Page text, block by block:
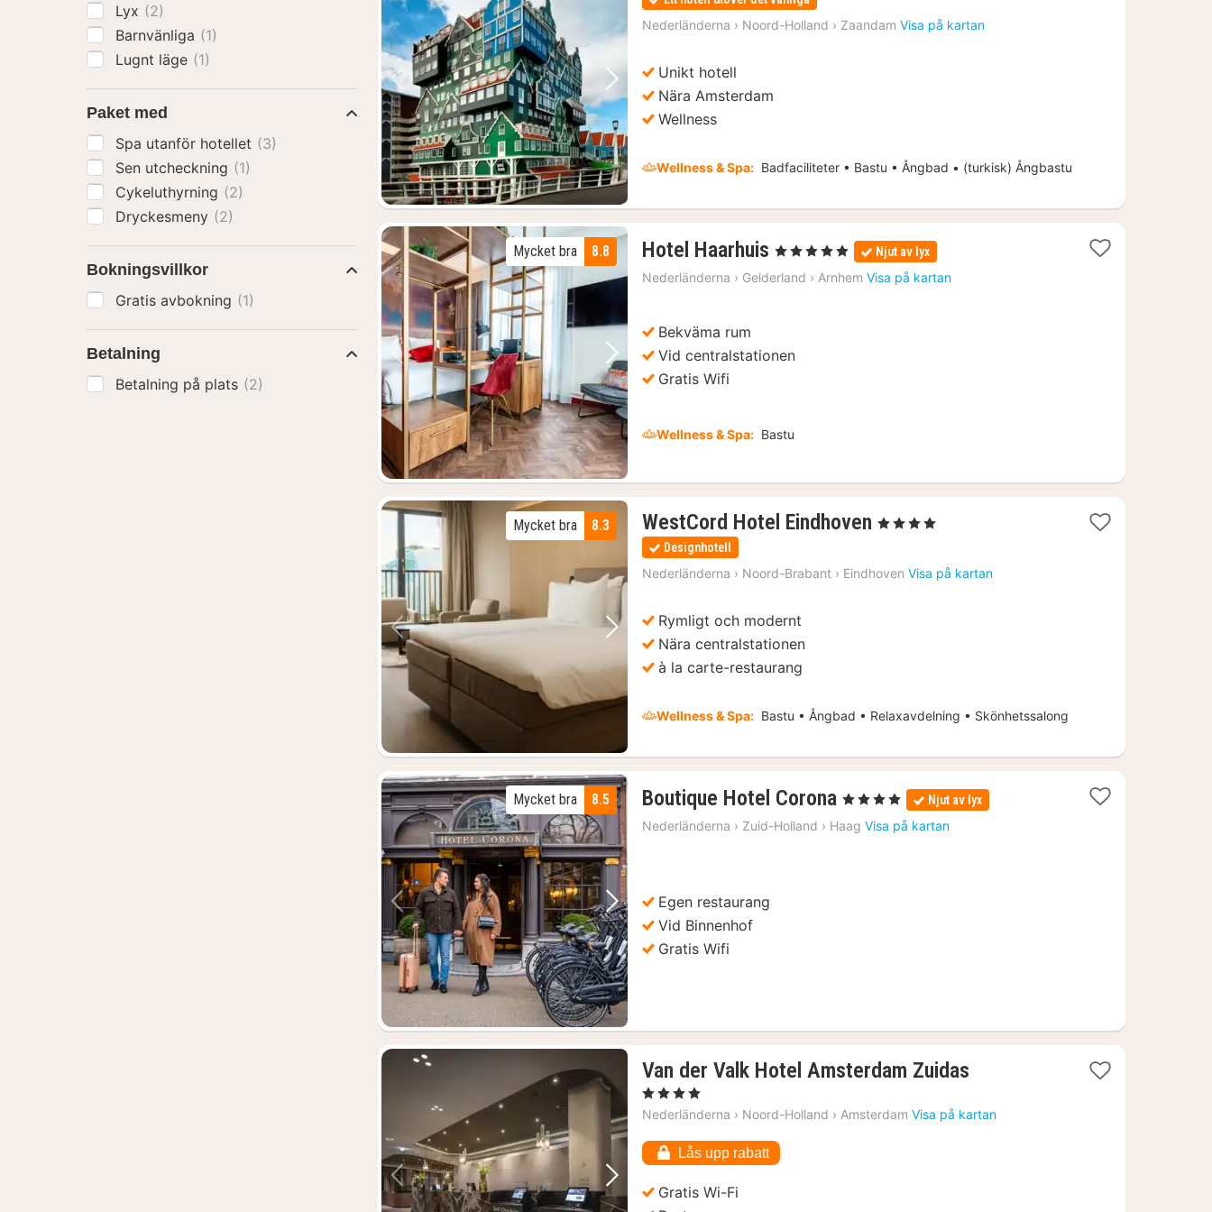
Föregående bild Nästa bild
från
1687
Nederländerna › Noord-Holland › Zaandam Visa på kartan
Unikt hotell
Nära Amsterdam
Wellness
Wellness & Spa: Badfaciliteter • Bastu • Ångbad • (turkisk) Ångbastu
Föregående bild Nästa bild
8.8
Mycket bra Hotel Haarhuis 1
natt
från
, 5 Stjärnor Njut av lyx
Nederländerna › Gelderland › Arnhem Visa på kartan
Bekväma rum
Vid centralstationen
Gratis Wifi
Wellness & Spa: Bastu
Föregående bild Nästa bild
8.3
Mycket bra WestCord Hotel Eindhoven 1
från
1616
, 4 Stjärnor
Designhotell
Nederländerna › Noord-Brabant › Eindhoven Visa på kartan
Rymligt och modernt
Nära centralstationen
à la carte-restaurang
Wellness & Spa: Bastu • Ångbad • Relaxavdelning • Skönhetssalong
Föregående bild Nästa bild
8.5
Mycket bra Boutique Hotel Corona 1
natt
från
, 4 Stjärnor Njut av lyx
Nederländerna › Zuid-Holland › Haag Visa på kartan
Egen restaurang
Vid Binnenhof
Gratis Wifi
Föregående bild Nästa bild
Van der Valk Hotel Amsterdam Zuidas
från
, 4 Stjärnor
Nederländerna › Noord-Holland › Amsterdam Visa på kartan
Lås upp rabatt
Gratis Wi-Fi
Lyx (2)
Barnvänliga (1)
Lugnt läge (1)
Paket med
Spa utanför hotellet (3)
Sen utcheckning (1)
Cykeluthyrning (2)
Dryckesmeny (2)
Bokningsvillkor
Gratis avbokning (1)
Betalning
Betalning på plats (2)